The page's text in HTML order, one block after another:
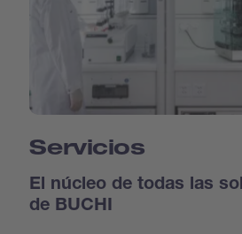
Servicios
El núcleo de todas las
de BUCHI